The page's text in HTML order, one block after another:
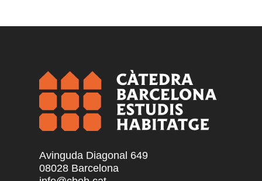
Avinguda Diagonal 649
08028 Barcelona